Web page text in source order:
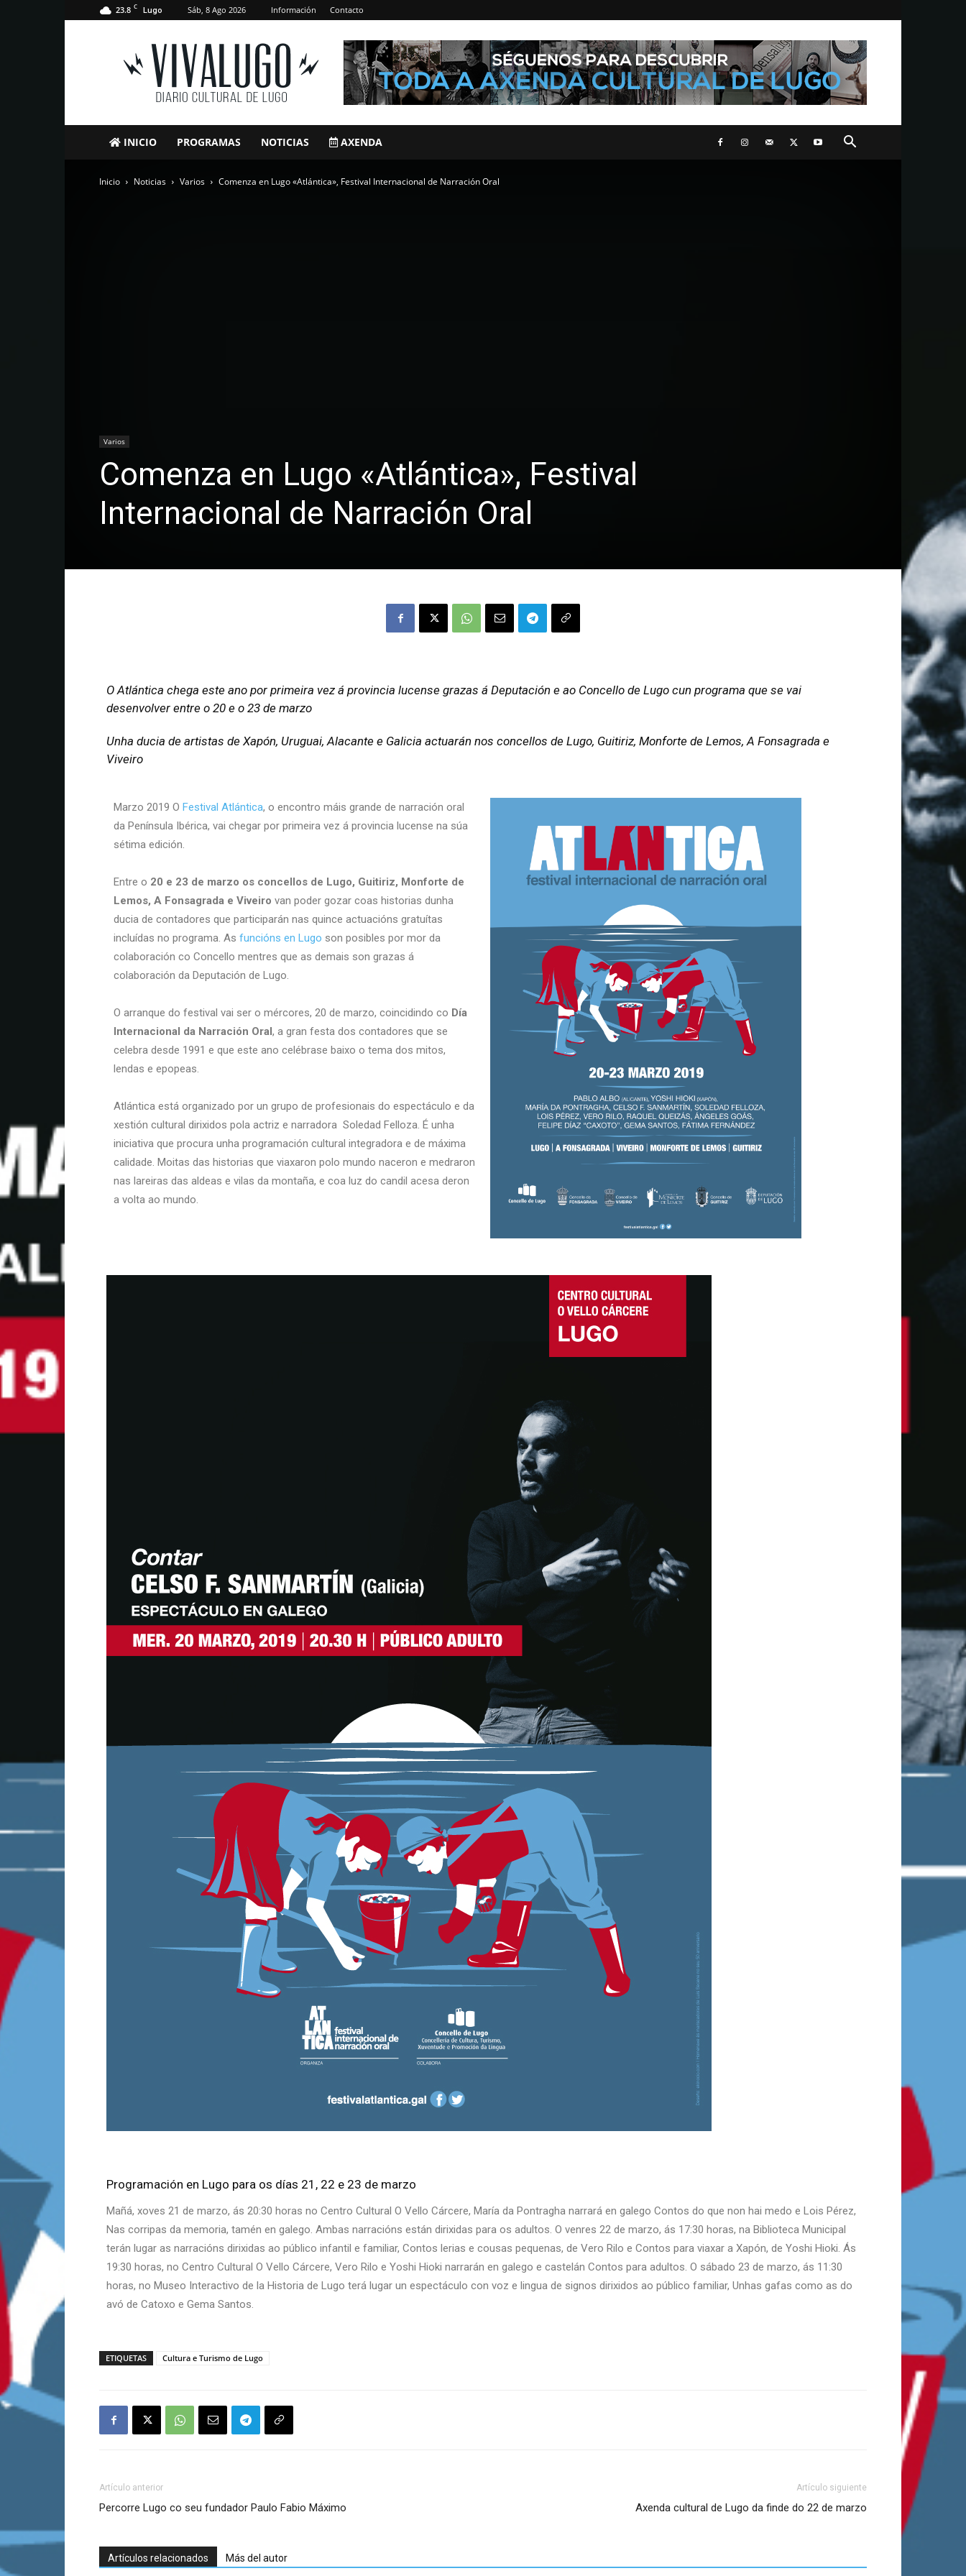
23.8 C Lugo Sáb, 8 Ago 2026 Información Contacto
VivaLugo
INICIO PROGRAMAS NOTICIAS AXENDA
Inicio Noticias Varios Comenza en Lugo «Atlántica», Festival Internacional de Narración Oral
Varios
Comenza en Lugo «Atlántica», Festival
Internacional de Narración Oral
O Atlántica chega este ano por primeira vez á provincia lucense grazas á Deputación e ao Concello de Lugo cun programa que se vai
desenvolver entre o 20 e o 23 de marzo
Unha ducia de artistas de Xapón, Uruguai, Alacante e Galicia actuarán nos concellos de Lugo, Guitiriz, Monforte de Lemos, A Fonsagrada e
Viveiro
Marzo 2019 O Festival Atlántica, o encontro máis grande de narración oral
da Península Ibérica, vai chegar por primeira vez á provincia lucense na súa
sétima edición.
Entre o 20 e 23 de marzo os concellos de Lugo, Guitiriz, Monforte de
Lemos, A Fonsagrada e Viveiro van poder gozar coas historias dunha
ducia de contadores que participarán nas quince actuacións gratuítas
incluídas no programa. As funcións en Lugo son posibles por mor da
colaboración co Concello mentres que as demais son grazas á
colaboración da Deputación de Lugo.
O arranque do festival vai ser o mércores, 20 de marzo, coincidindo co Día
Internacional da Narración Oral, a gran festa dos contadores que se
celebra desde 1991 e que este ano celébrase baixo o tema dos mitos,
lendas e epopeas.
Atlántica está organizado por un grupo de profesionais do espectáculo e da
xestión cultural dirixidos pola actriz e narradora Soledad Felloza. É unha
iniciativa que procura unha programación cultural integradora e de máxima
calidade. Moitas das historias que viaxaron polo mundo naceron e medraron
nas lareiras das aldeas e vilas da montaña, e coa luz do candil acesa deron
a volta ao mundo.
Programación en Lugo para os días 21, 22 e 23 de marzo
Mañá, xoves 21 de marzo, ás 20:30 horas no Centro Cultural O Vello Cárcere, María da Pontragha narrará en galego Contos do que non hai medo e Lois Pérez,
Nas corripas da memoria, tamén en galego. Ambas narracións están dirixidas para os adultos. O venres 22 de marzo, ás 17:30 horas, na Biblioteca Municipal
terán lugar as narracións dirixidas ao público infantil e familiar, Contos lerias e cousas pequenas, de Vero Rilo e Contos para viaxar a Xapón, de Yoshi Hioki. Ás
19:30 horas, no Centro Cultural O Vello Cárcere, Vero Rilo e Yoshi Hioki narrarán en galego e castelán Contos para adultos. O sábado 23 de marzo, ás 11:30
horas, no Museo Interactivo de la Historia de Lugo terá lugar un espectáculo con voz e lingua de signos dirixidos ao público familiar, Unhas gafas como as do
avó de Catoxo e Gema Santos.
ETIQUETAS Cultura e Turismo de Lugo
Artículo anterior
Percorre Lugo co seu fundador Paulo Fabio Máximo
Artículo siguiente
Axenda cultural de Lugo da finde do 22 de marzo
Artículos relacionados Más del autor